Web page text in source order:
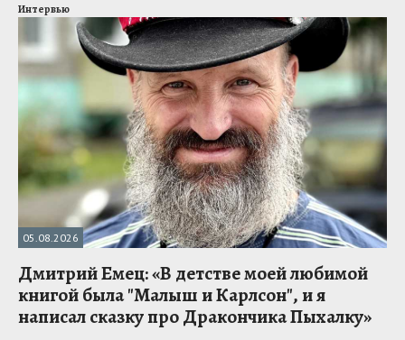
Интервью
05.08.2026
Дмитрий Емец: «В детстве моей любимой
книгой была "Малыш и Карлсон", и я
написал сказку про Дракончика Пыхалку»